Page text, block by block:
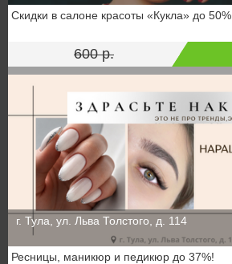
Скидки в салоне красоты «Кукла» до 50%
600 р.
г. Тула, ул. Льва Толстого, д. 114
Ресницы, маникюр и педикюр до 37%!